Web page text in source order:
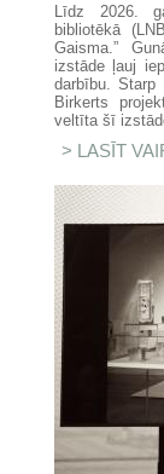
Līdz 2026.
bibliotēkā
Gaisma.”
izstāde ļauj
darbību. Starp
Birkerts
veltīta šī
LASĪT